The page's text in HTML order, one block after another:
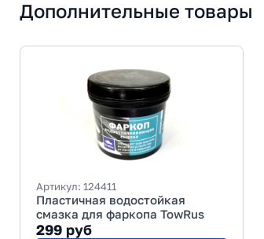
Дополнительные товары
Артикул: 124411
Пластичная водостойкая
смазка для фаркопа TowRus
299 руб